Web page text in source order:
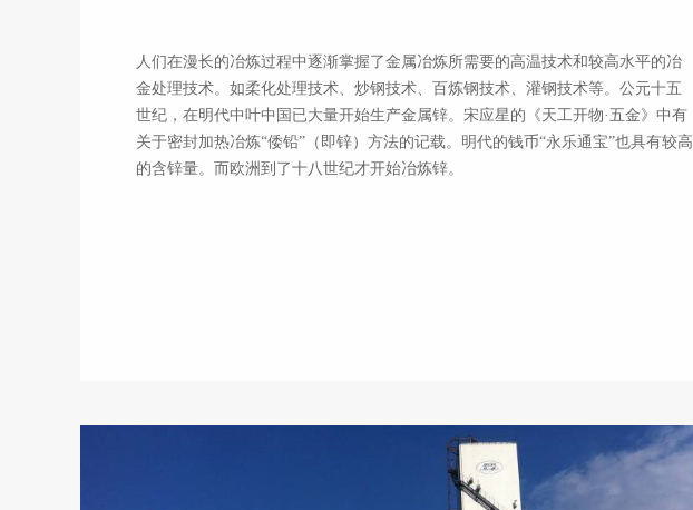
人们在漫长的冶炼过程中逐渐掌握了金属冶炼所需要的高温技术和较高水平的冶
金处理技术。如柔化处理技术、炒钢技术、百炼钢技术、灌钢技术等。公元十五
世纪，在明代中叶中国已大量开始生产金属锌。宋应星的《天工开物·五金》中有
关于密封加热冶炼“倭铅”（即锌）方法的记载。明代的钱币“永乐通宝”也具有较高
的含锌量。而欧洲到了十八世纪才开始冶炼锌。